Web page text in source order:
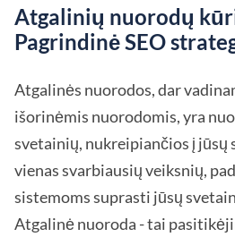
Atgalinių nuorodų
Pagrindinė SEO
Atgalinės nuorodos, dar
išorinėmis nuorodomis, yra
svetainių, nukreipiančios į jūsų
vienas svarbiausių veiksnių,
sistemoms suprasti jūsų
Atgalinė nuoroda - tai